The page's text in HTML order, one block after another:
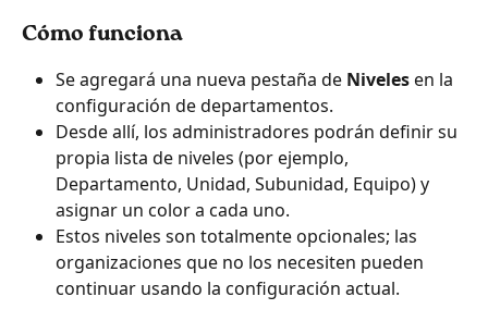
Cómo funciona
Se agregará una nueva pestaña de Niveles en la
configuración de departamentos.
Desde allí, los administradores podrán definir su
propia lista de niveles (por ejemplo,
Departamento, Unidad, Subunidad, Equipo) y
asignar un color a cada uno.
Estos niveles son totalmente opcionales; las
organizaciones que no los necesiten pueden
continuar usando la configuración actual.